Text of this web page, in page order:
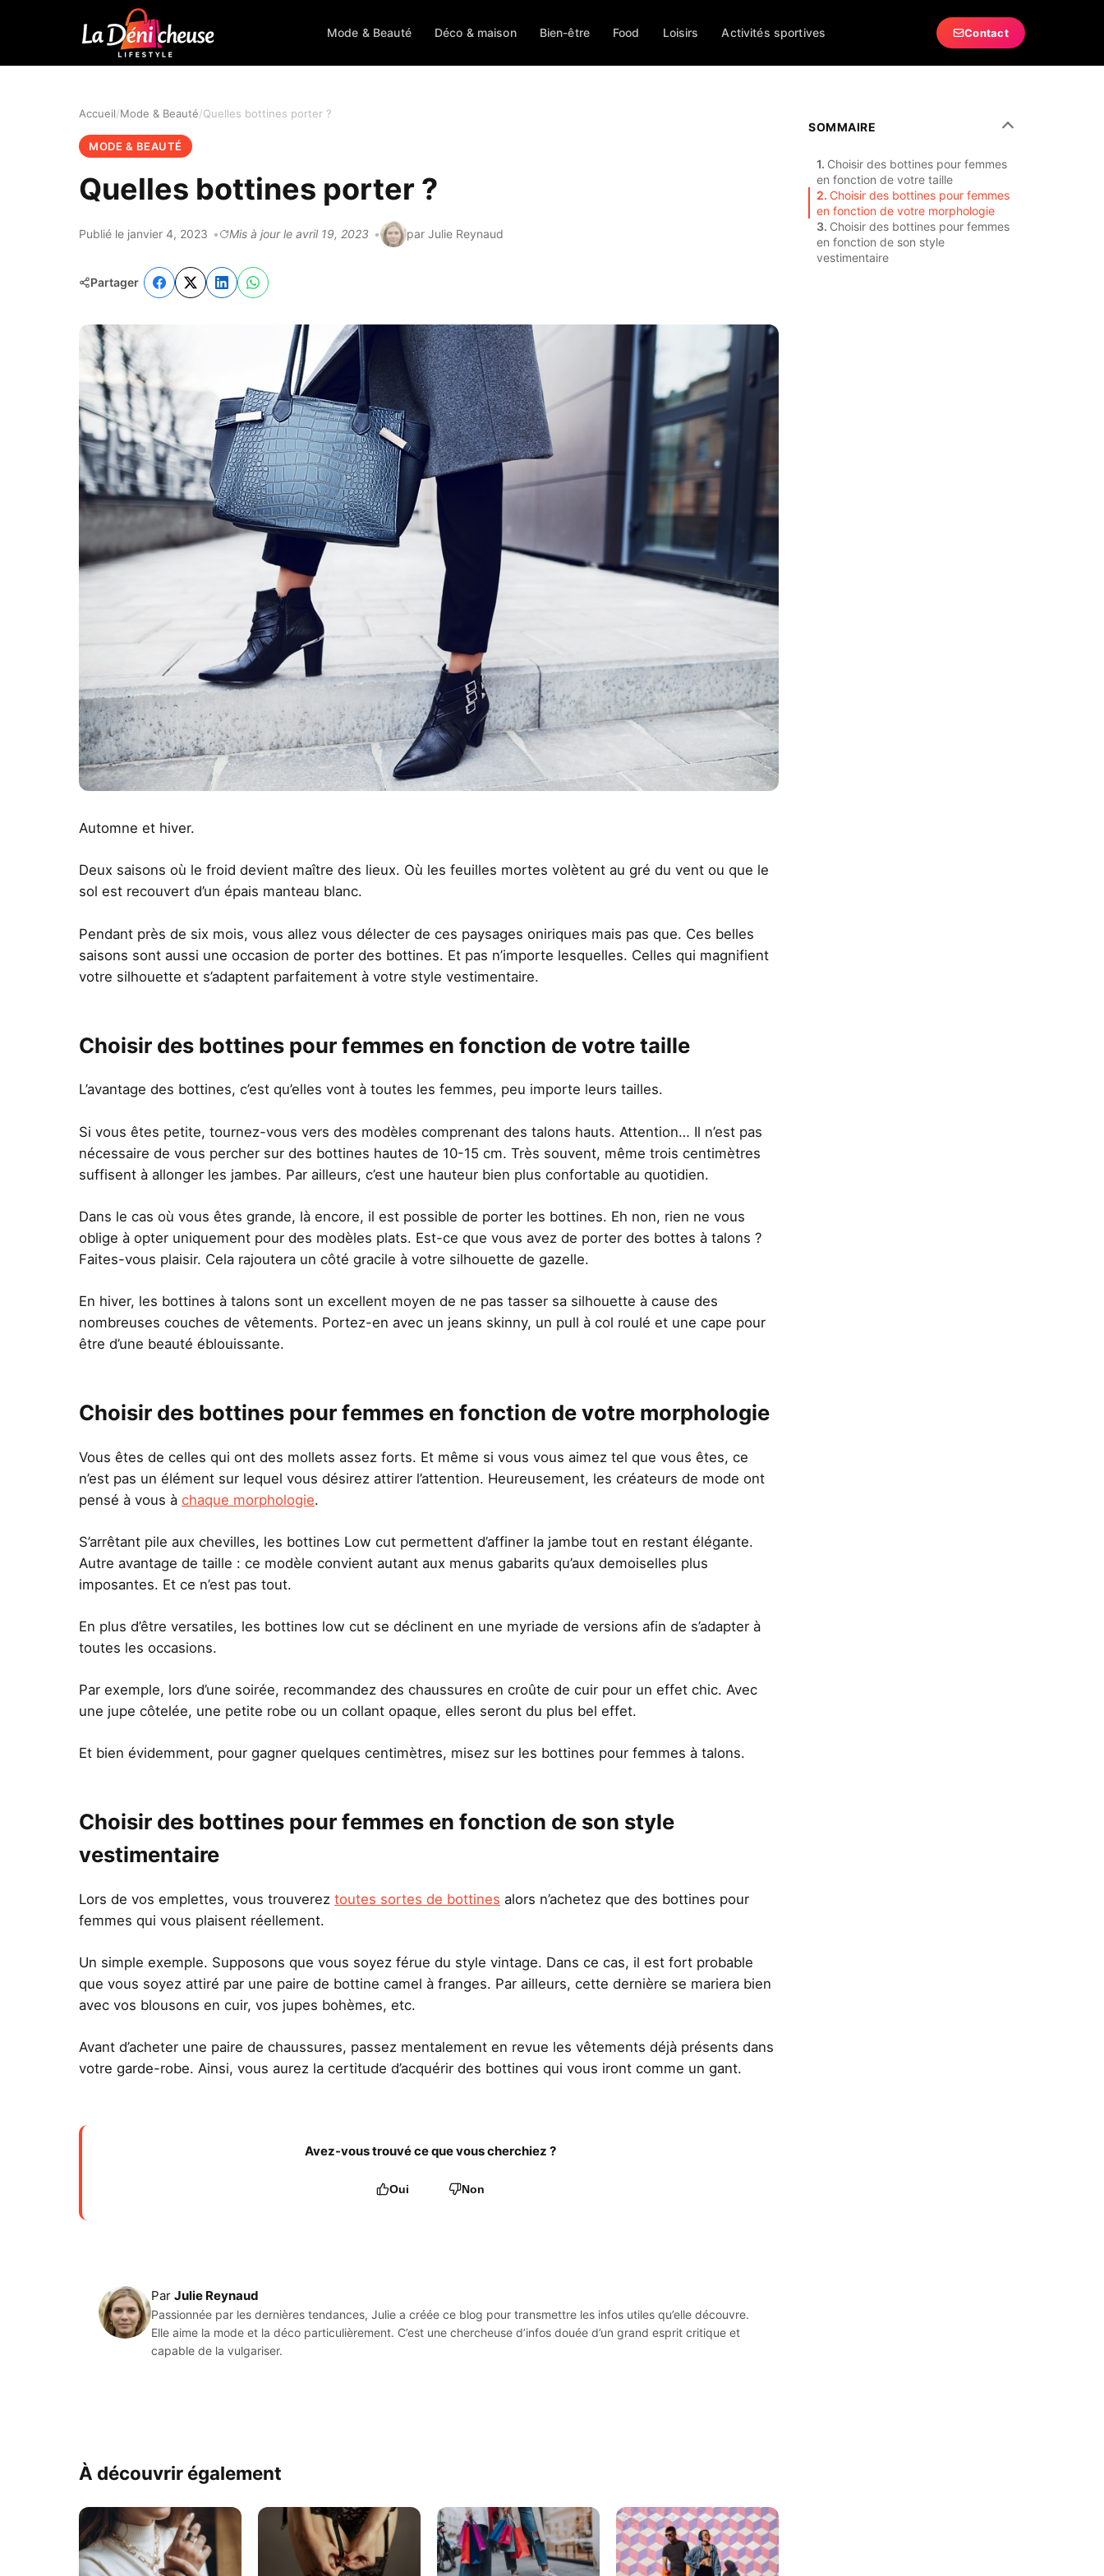
Mode & Beauté Déco & maison Bien-être Food Loisirs Activités sportives Contact
Accueil Mode & Beauté Quelles bottines porter ?
MODE & BEAUTÉ
Quelles bottines porter ?
Publié le janvier 4, 2023 Mis à jour le avril 19, 2023 par Julie Reynaud
Partager
Automne et hiver.
Deux saisons où le froid devient maître des lieux. Où les feuilles mortes volètent au gré du vent ou que le
sol est recouvert d’un épais manteau blanc.
Pendant près de six mois, vous allez vous délecter de ces paysages oniriques mais pas que. Ces belles
saisons sont aussi une occasion de porter des bottines. Et pas n’importe lesquelles. Celles qui magnifient
votre silhouette et s’adaptent parfaitement à votre style vestimentaire.
Choisir des bottines pour femmes en fonction de votre taille
L’avantage des bottines, c’est qu’elles vont à toutes les femmes, peu importe leurs tailles.
Si vous êtes petite, tournez-vous vers des modèles comprenant des talons hauts. Attention… Il n’est pas
nécessaire de vous percher sur des bottines hautes de 10-15 cm. Très souvent, même trois centimètres
suffisent à allonger les jambes. Par ailleurs, c’est une hauteur bien plus confortable au quotidien.
Dans le cas où vous êtes grande, là encore, il est possible de porter les bottines. Eh non, rien ne vous
oblige à opter uniquement pour des modèles plats. Est-ce que vous avez de porter des bottes à talons ?
Faites-vous plaisir. Cela rajoutera un côté gracile à votre silhouette de gazelle.
En hiver, les bottines à talons sont un excellent moyen de ne pas tasser sa silhouette à cause des
nombreuses couches de vêtements. Portez-en avec un jeans skinny, un pull à col roulé et une cape pour
être d’une beauté éblouissante.
Choisir des bottines pour femmes en fonction de votre morphologie
Vous êtes de celles qui ont des mollets assez forts. Et même si vous vous aimez tel que vous êtes, ce
n’est pas un élément sur lequel vous désirez attirer l’attention. Heureusement, les créateurs de mode ont
pensé à vous à chaque morphologie.
S’arrêtant pile aux chevilles, les bottines Low cut permettent d’affiner la jambe tout en restant élégante.
Autre avantage de taille : ce modèle convient autant aux menus gabarits qu’aux demoiselles plus
imposantes. Et ce n’est pas tout.
En plus d’être versatiles, les bottines low cut se déclinent en une myriade de versions afin de s’adapter à
toutes les occasions.
Par exemple, lors d’une soirée, recommandez des chaussures en croûte de cuir pour un effet chic. Avec
une jupe côtelée, une petite robe ou un collant opaque, elles seront du plus bel effet.
Et bien évidemment, pour gagner quelques centimètres, misez sur les bottines pour femmes à talons.
Choisir des bottines pour femmes en fonction de son style
vestimentaire
Lors de vos emplettes, vous trouverez toutes sortes de bottines alors n’achetez que des bottines pour
femmes qui vous plaisent réellement.
Un simple exemple. Supposons que vous soyez férue du style vintage. Dans ce cas, il est fort probable
que vous soyez attiré par une paire de bottine camel à franges. Par ailleurs, cette dernière se mariera bien
avec vos blousons en cuir, vos jupes bohèmes, etc.
Avant d’acheter une paire de chaussures, passez mentalement en revue les vêtements déjà présents dans
votre garde-robe. Ainsi, vous aurez la certitude d’acquérir des bottines qui vous iront comme un gant.
Avez-vous trouvé ce que vous cherchiez ?
Oui Non
Par Julie Reynaud
Passionnée par les dernières tendances, Julie a créée ce blog pour transmettre les infos utiles qu’elle découvre.
Elle aime la mode et la déco particulièrement. C’est une chercheuse d’infos douée d’un grand esprit critique et
capable de la vulgariser.
À découvrir également
SOMMAIRE
Choisir des bottines pour femmes
en fonction de votre taille
Choisir des bottines pour femmes
en fonction de votre morphologie
Choisir des bottines pour femmes
en fonction de son style
vestimentaire